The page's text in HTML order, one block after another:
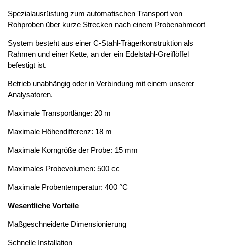
Spezialausrüstung zum automatischen Transport von
Rohproben über kurze Strecken nach einem Probenahmeort
System besteht aus einer C‑Stahl-Trägerkonstruktion als
Rahmen und einer Kette, an der ein Edelstahl-Greiflöffel
befestigt ist.
Betrieb unabhängig oder in Verbindung mit einem unserer
Analysatoren.
Maximale Transportlänge: 20 m
Maximale Höhendifferenz: 18 m
Maximale Korngröße der Probe: 15 mm
Maximales Probevolumen: 500 cc
Maximale Probentemperatur: 400 °C
Wesentliche Vorteile
Maßgeschneiderte Dimensionierung
Schnelle Installation